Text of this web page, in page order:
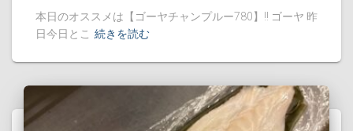
本日のオススメは【ゴーヤチャンプルー780】!! ゴーヤ 昨
日今日とこ 続きを読む